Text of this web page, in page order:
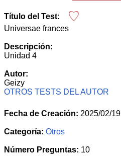
Título del Test:
Universae frances
Descripción:
Unidad 4
Autor:
Geizy
OTROS TESTS DEL AUTOR
Fecha de Creación: 2025/02/19
Categoría: Otros
Número Preguntas: 10